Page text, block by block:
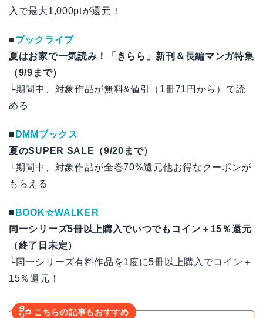
入で最大1,000ptが還元！
■ブックライブ
夏はお家で一気読み！「きらら」新刊＆長編マンガ特集
（9/9まで）
└期間中、対象作品が無料&値引（1冊71円から）で読
める
■ DMMブックス
夏のSUPER SALE（9/20まで）
└期間中、対象作品が全巻70%還元他お得なクーポンが
もらえる
■ BOOK☆WALKER
同一シリーズ5冊以上購入でいつでもコイン＋15％還元
（終了日未定）
└同一シリーズ有料作品を1度に5冊以上購入でコイン＋
15％還元！
こちらの記事もおすすめ